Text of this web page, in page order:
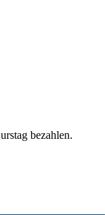
bezahlen.